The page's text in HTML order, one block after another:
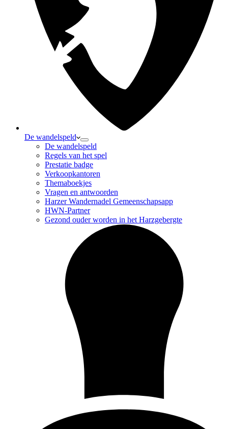
De wandelspeld
De wandelspeld
Regels van het spel
Prestatie badge
Verkoopkantoren
Themaboekjes
Vragen en antwoorden
Harzer Wandernadel Gemeenschapsapp
HWN-Partner
Gezond ouder worden in het Harzgebergte